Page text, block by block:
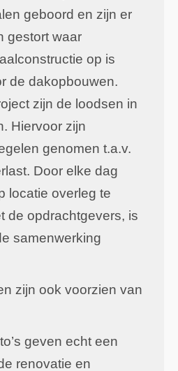
geboord en zijn er
gestort waar
op is
de dakopbouwen.
zijn de loodsen in
Hiervoor zijn
genomen t.a.v.
Door elke dag
locatie overleg te
de opdrachtgevers, is
samenwerking
zijn ook voorzien van
geven echt een
renovatie en